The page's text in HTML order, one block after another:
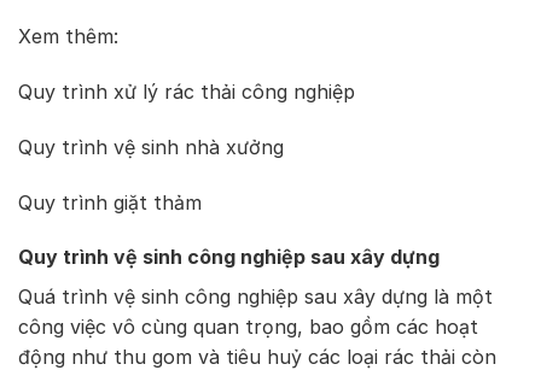
Xem thêm:
Quy trình xử lý rác thải công nghiệp
Quy trình vệ sinh nhà xưởng
Quy trình giặt thảm
Quy trình vệ sinh công nghiệp sau xây dựng
Quá trình vệ sinh công nghiệp sau xây dựng là một
công việc vô cùng quan trọng, bao gồm các hoạt
động như thu gom và tiêu huỷ các loại rác thải còn